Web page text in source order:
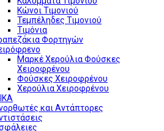
Κώνοι Τιμονιού
Τεμπέληδες Τιμονιού
Τιμόνια
Φορτηγών
Μαρκέ Χερούλια Φούσκες
Χειροφρένου
Φούσκες Χειροφρένου
Χερούλια Χειροφρένου
και Αντάπτορες